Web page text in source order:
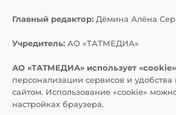
Главный редактор: Дёмина Алёна
Учредитель: АО «ТАТМЕДИА»
АО «ТАТМЕДИА» использует «cookie»
персонализации сервисов и удобства
сайтом. Использование «cookie»
настройках браузера.